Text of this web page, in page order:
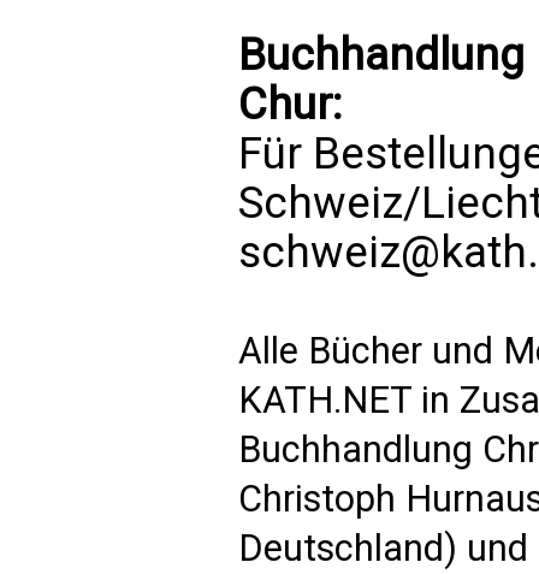
Buchhandlung
Chur:
Für
Schweiz/
Alle Bücher und
KATH.NET in
Buchhandlung
Christoph
Deutschland)